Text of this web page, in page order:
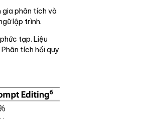
gia phân tích và
lập trình.
tạp. Liệu
tích hồi quy